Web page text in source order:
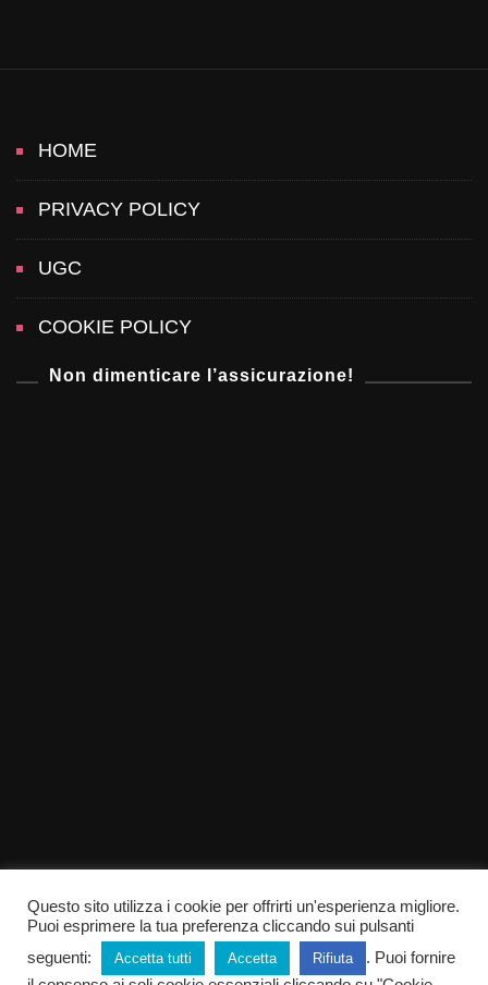
HOME
PRIVACY POLICY
UGC
COOKIE POLICY
Non dimenticare l’assicurazione!
Questo sito utilizza i cookie per offrirti un'esperienza migliore.
Puoi esprimere la tua preferenza cliccando sui pulsanti
seguenti:
Accetta tutti Accetta Rifiuta
. Puoi fornire